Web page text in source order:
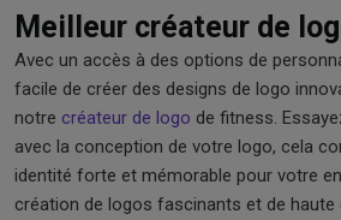
Meilleur créateur de
Avec un accès à des options de
facile de créer des designs de logo
notre créateur de logo de fitness.
avec la conception de votre logo, cela
identité forte et mémorable pour votre
création de logos fascinants et de haute